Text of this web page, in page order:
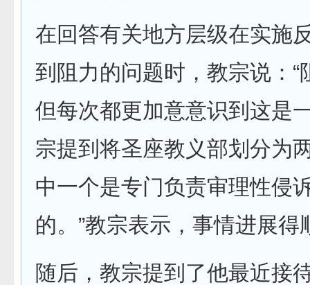
在回答有关地方层级在实施
到阻力的问题时，教宗说：“
但每次都更加意意识到这是
宗提到将圣座教义部划分为
中一个是专门负责审理性侵
的。”教宗表示，事情进展得
随后，教宗提到了他最近接